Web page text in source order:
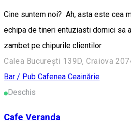
Cine suntem noi? Ah, asta este cea
echipa de tineri entuziasti dornici sa
zambet pe chipurile clientilor
Calea București 139D, Craiova
Bar / Pub Cafenea Ceainărie
Deschis
Cafe Veranda